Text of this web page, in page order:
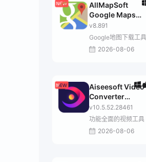
AllMapSoft
Google Maps
Downloader
v8.891
Google地图下载工具
2026-08-06
Aiseesoft Video
Converter
Ultimate
v10.5.52.28461
功能全面的视频工具
2026-08-06